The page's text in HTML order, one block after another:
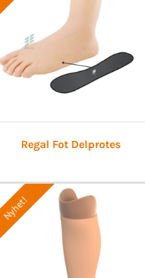
Regal Fot Delprotes
Nyhet!